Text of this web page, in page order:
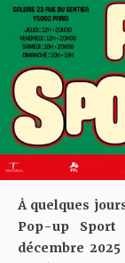
À quelques
Pop-up Sport
décembre